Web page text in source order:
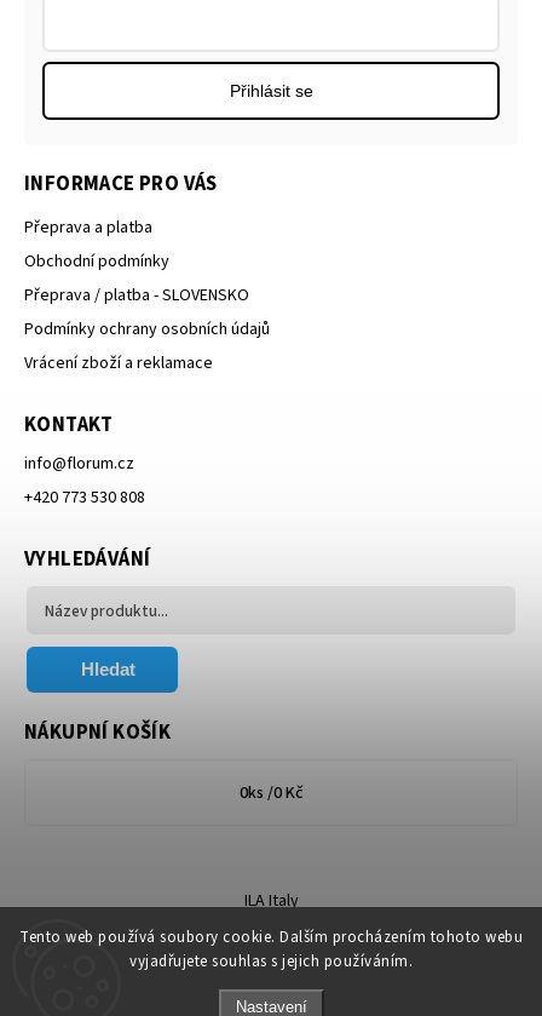
Tento web používá soubory cookie. Dalším procházením tohoto webu
vyjadřujete souhlas s jejich používáním.
Nastavení
Přihlásit se
INFORMACE PRO VÁS
Přeprava a platba
Obchodní podmínky
Přeprava / platba - SLOVENSKO
Podmínky ochrany osobních údajů
Vrácení zboží a reklamace
KONTAKT
info@florum.cz
+420 773 530 808
VYHLEDÁVÁNÍ
Hledat
NÁKUPNÍ KOŠÍK
0ks /0 Kč
ILA Italy